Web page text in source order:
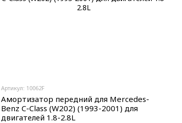
Артикул: 10062F
Амортизатор передний для Mercedes-
Benz C-Class (W202) (1993-2001) для
двигателей 1.8-2.8L